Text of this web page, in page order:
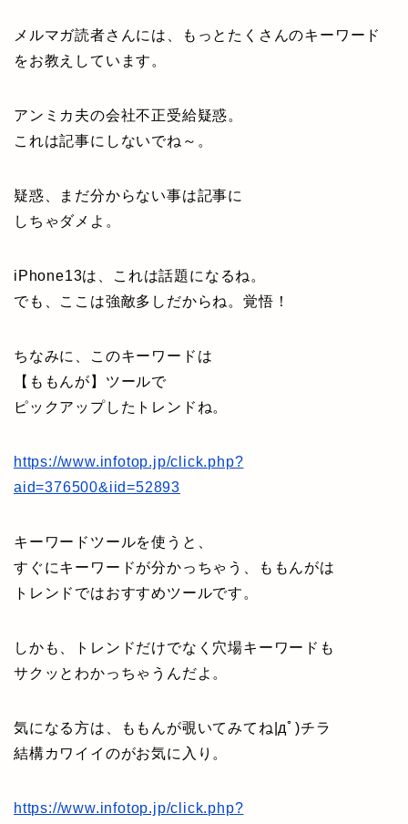
メルマガ読者さんには、もっとたくさんのキーワード
をお教えしています。
アンミカ夫の会社不正受給疑惑。
これは記事にしないでね～。
疑惑、まだ分からない事は記事に
しちゃダメよ。
iPhone13は、これは話題になるね。
でも、ここは強敵多しだからね。覚悟！
ちなみに、このキーワードは
【ももんが】ツールで
ピックアップしたトレンドね。
https://www.infotop.jp/click.php?
aid=376500&iid=52893
キーワードツールを使うと、
すぐにキーワードが分かっちゃう、ももんがは
トレンドではおすすめツールです。
しかも、トレンドだけでなく穴場キーワードも
サクッとわかっちゃうんだよ。
気になる方は、ももんが覗いてみてね|дﾟ)チラ
結構カワイイのがお気に入り。
https://www.infotop.jp/click.php?